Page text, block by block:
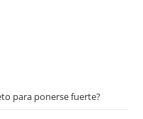
para ponerse fuerte?